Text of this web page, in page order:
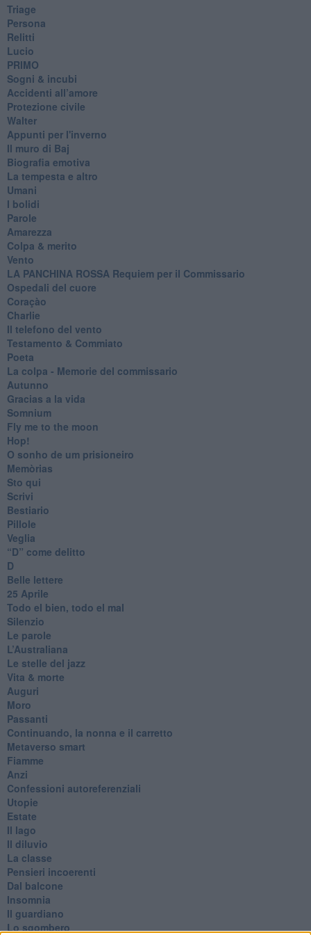
Triage
Persona
Relitti
Lucio
PRIMO
Sogni & incubi
Accidenti all’amore
Protezione civile
Walter
Appunti per l'inverno
Il muro di Baj
Biografia emotiva
La tempesta e altro
Umani
I bolidi
Parole
Amarezza
Colpa & merito
Vento
​LA PANCHINA ROSSA Requiem per il Commissario
Ospedali del cuore
Coraçào
Charlie
Il telefono del vento
Testamento & Commiato
Poeta
​La colpa - Memorie del commissario
Autunno
Gracias a la vida
Somnium
Fly me to the moon
Hop!
O sonho de um prisioneiro
Memòrias
Sto qui
Scrivi
Bestiario
Pillole
Veglia
​“D” come delitto
D
Belle lettere
25 Aprile
Todo el bien, todo el mal
Silenzio
Le parole
​L’Australiana
Le stelle del jazz
Vita & morte
Auguri
Moro
Passanti
Continuando, la nonna e il carretto
Metaverso smart
Fiamme
Anzi
Confessioni autoreferenziali
Utopie
Estate
Il lago
Il diluvio
La classe
Pensieri incoerenti
Dal balcone
Insomnia
Il guardiano
Lo sgombero